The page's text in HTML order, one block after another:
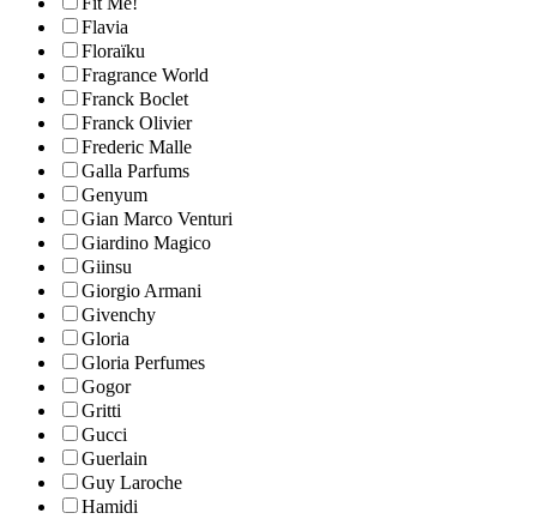
Flavia
Floraïku
Fragrance World
Franck Boclet
Franck Olivier
Frederic Malle
Galla Parfums
Genyum
Gian Marco Venturi
Giardino Magico
Giinsu
Giorgio Armani
Givenchy
Gloria
Gloria Perfumes
Gogor
Gritti
Gucci
Guerlain
Guy Laroche
Hamidi